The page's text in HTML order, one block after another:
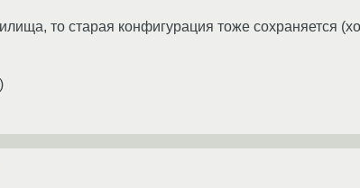
то старая конфигурация тоже сохраняется